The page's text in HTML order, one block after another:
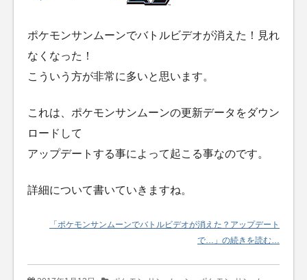
ポケモンサンムーンでバトルビデオが消えた！見れ
なくなった！
こういう方が非常に多いと思います。
これは、ポケモンサンムーンの更新データをダウン
ロードして
アップデートする事によって起こる事なのです。
詳細について書いていきますね。
「ポケモンサンムーンでバトルビデオが消えた？アップデート
で…」の続きを読む…